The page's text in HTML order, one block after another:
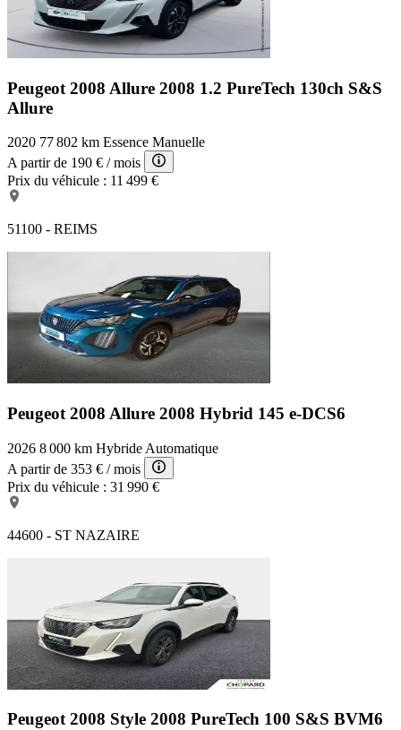
Peugeot 2008 Allure 2008 1.2 PureTech 130ch S&S
Allure
2020 77 802 km Essence Manuelle
A partir de 190 € / mois
Prix du véhicule : 11 499 €
51100 - REIMS
Peugeot 2008 Allure 2008 Hybrid 145 e-DCS6
2026 8 000 km Hybride Automatique
A partir de 353 € / mois
Prix du véhicule : 31 990 €
44600 - ST NAZAIRE
Peugeot 2008 Style 2008 PureTech 100 S&S BVM6